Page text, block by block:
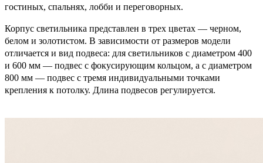
гостиных, спальнях, лобби и переговорных.
Корпус светильника представлен в трех цветах — черном,
белом и золотистом. В зависимости от размеров модели
отличается и вид подвеса: для светильников с диаметром 400
и 600 мм — подвес с фокусирующим кольцом, а с диаметром
800 мм — подвес с тремя индивидуальными точками
крепления к потолку. Длина подвесов регулируется.